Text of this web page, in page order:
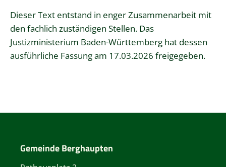
Dieser Text entstand in enger Zusammenarbeit mit
den fachlich zuständigen Stellen. Das
Justizministerium Baden-Württemberg hat dessen
ausführliche Fassung am 17.03.2026 freigegeben.
Gemeinde Berghaupten